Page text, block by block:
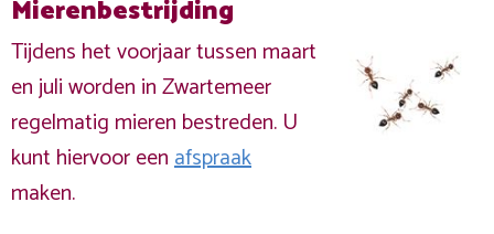
Mierenbestrijding
Tijdens het voorjaar tussen maart
en juli worden in Zwartemeer
regelmatig mieren bestreden. U
kunt hiervoor eenafspraak
maken.